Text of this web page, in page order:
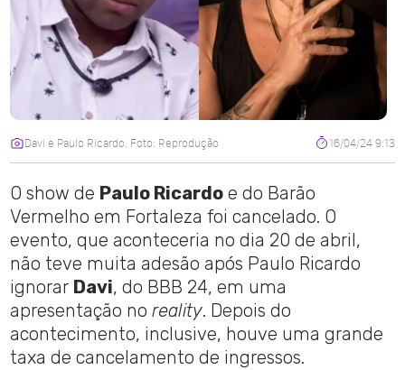
Davi e Paulo Ricardo. Foto: Reprodução 16/04/24 9:13
O show de Paulo Ricardo e do Barão
Vermelho em Fortaleza foi cancelado. O
evento, que aconteceria no dia 20 de abril,
não teve muita adesão após Paulo Ricardo
ignorar Davi, do BBB 24, em uma
apresentação noreality. Depois do
acontecimento, inclusive, houve uma grande
taxa de cancelamento de ingressos.